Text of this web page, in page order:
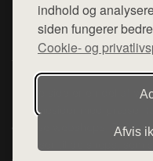
indhold og
siden fungerer
Cookie- og
Afvis
Denne side er en del af
hjemmesider med
diverse webshops. Der
henviser til de shops, som